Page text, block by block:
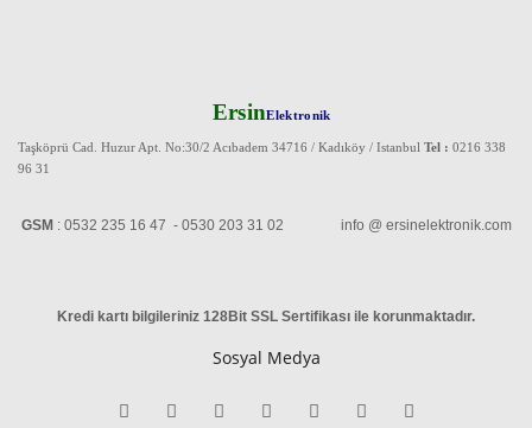
ErsinElektronik
Taşköprü Cad. Huzur Apt. No:30/2 Acıbadem 34716 / Kadıköy / Istanbul Tel : 0216 338
96 31
GSM : 0532 235 16 47 - 0530 203 31 02 info @ ersinelektronik.com
Kredi kartı bilgileriniz 128Bit SSL Sertifikası ile korunmaktadır.
Sosyal Medya